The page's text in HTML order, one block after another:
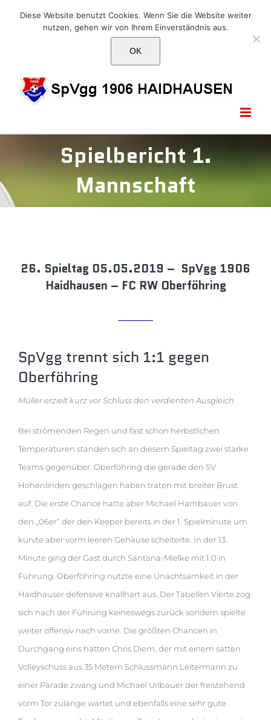
E-Mail: info@1906haidhausen.de
FacebookInstagram
E-
Spielbericht 1.
Mannschaft
26. Spieltag 05.05.2019 – SpVgg 1906
Haidhausen – FC RW Oberföhring
SpVgg trennt sich 1:1 gegen
Oberföhring
Müller erzielt kurz vor Schluss den verdienten Ausgleich
Bei strömenden Regen und fast schon herbstlichen
Temperaturen standen sich an diesem Spieltag zwei starke
Teams gegenüber. Oberföhring die gerade den SV
Hohenlinden geschlagen haben traten mit breiter Brust
auf. Die erste Chance hatte aber Michael Hambauer von
den „06er“ der den Keeper bereits in der 1. Spielminute um
kurvte aber vorm leeren Gehäuse scheiterte. In der 13.
Minute ging der Gast durch Santana-Mielke mit 1:0 in
Führung. Oberföhring nutzte eine Unachtsamkeit in der
Haidhauser defensive knallhart aus. Der Tabellen Vierte zog
sich nach der Führung keineswegs zurück sondern spielte
weiter offensiv nach vorne. Die größten Chancen in
Durchgang eins hatten Chris Diem, der mit einem satten
Volleyschuss aus 35 Metern Schlussmann Leitermann zu
einer Parade zwang und Michael Urlbauer der freistehend
vorm Tor zulange wartet und ebenfalls eine sehr gute
Diese Website benutzt Cookies. Wenn Sie die Website weiter
nutzen, gehen wir von Ihrem Einverständnis aus.
OK